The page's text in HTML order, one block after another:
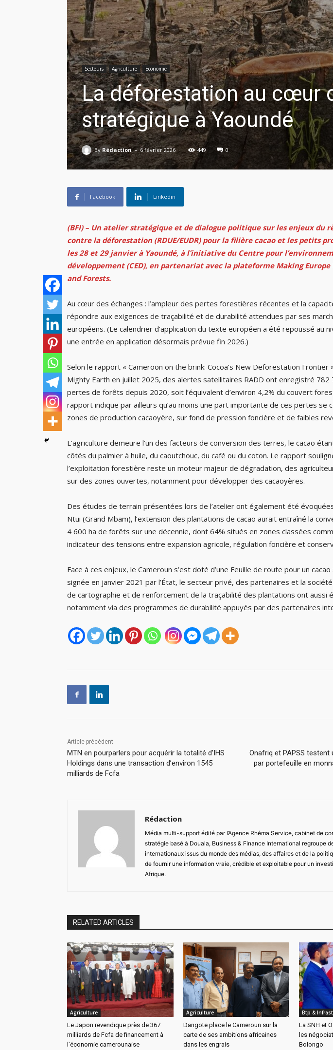
Secteurs Agriculture Economie
La déforestation au cœur
stratégique à Yaoundé
By Rédaction - 6 février 2026 449 0
Facebook Linkedin
(BFI) – Un atelier stratégique et de dialogue politique sur les enjeux du
contre la déforestation (RDUE/EUDR) pour la filière cacao et les petits
les 28 et 29 janvier à Yaoundé, à l’initiative du Centre pour
développement (CED), en partenariat avec la plateforme Making Europe
and Forests.
Au cœur des échanges : l’ampleur des pertes forestières récentes et la
répondre aux exigences de traçabilité et de durabilité attendues par ses
européens. (Le calendrier d’application du texte européen a été repoussé au
une entrée en application désormais prévue fin 2026.)
Selon le rapport « Cameroon on the brink: Cocoa’s New Deforestation Frontier
Mighty Earth en juillet 2025, des alertes satellitaires RADD ont enregistré 782
pertes de forêts depuis 2020, soit l’équivalent d’environ 4,2% du couvert
rapport indique par ailleurs qu’au moins une part importante de ces pertes se
zones de production cacaoyère, sur fond de pression foncière et de faibles
L’agriculture demeure l’un des facteurs de conversion des terres, le cacao
côtés du palmier à huile, du caoutchouc, du café ou du coton. Le rapport
l’exploitation forestière reste un moteur majeur de dégradation, des
sur des zones ouvertes, notamment pour développer des cacaoyères.
Des études de terrain présentées lors de l’atelier ont également été
Ntui (Grand Mbam), l’extension des plantations de cacao aurait entraîné la
4 600 ha de forêts sur une décennie, dont 64% situés en zones classées
indicateur des tensions entre expansion agricole, régulation foncière et
Face à ces enjeux, le Cameroun s’est doté d’une Feuille de route pour un
signée en janvier 2021 par l’État, le secteur privé, des partenaires et la
de cartographie et de renforcement de la traçabilité des plantations ont aussi
notamment via des programmes de durabilité appuyés par des partenaires
Article précédent
MTN en pourparlers pour acquérir la totalité d’IHS
Holdings dans une transaction d’environ 1545
milliards de Fcfa
Onafriq et PAPSS testent
par portefeuille en
Rédaction
Média multi-support édité par l’Agence Rhéma Service, cabinet de
stratégie basé à Douala, Business & Finance International regroupe
internationaux issus du monde des médias, des affaires et de la
de fournir une information vraie, crédible et exploitable pour un
Afrique.
RELATED ARTICLES
Agriculture
Le Japon revendique près de 367
milliards de Fcfa de financement à
l’économie camerounaise
Agriculture
Dangote place le Cameroun sur la
carte de ses ambitions africaines
dans les engrais
Btp &
La SNH et
les
Bolongo